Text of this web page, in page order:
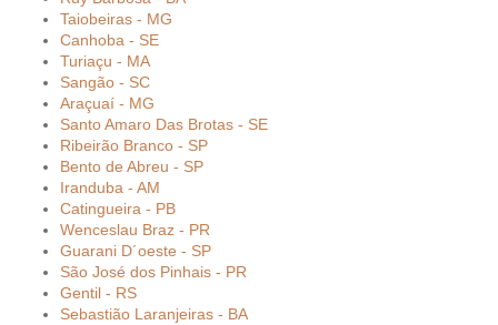
Taiobeiras - MG
Canhoba - SE
Turiaçu - MA
Sangão - SC
Araçuaí - MG
Santo Amaro Das Brotas - SE
Ribeirão Branco - SP
Bento de Abreu - SP
Iranduba - AM
Catingueira - PB
Wenceslau Braz - PR
Guarani D´oeste - SP
São José dos Pinhais - PR
Gentil - RS
Sebastião Laranjeiras - BA